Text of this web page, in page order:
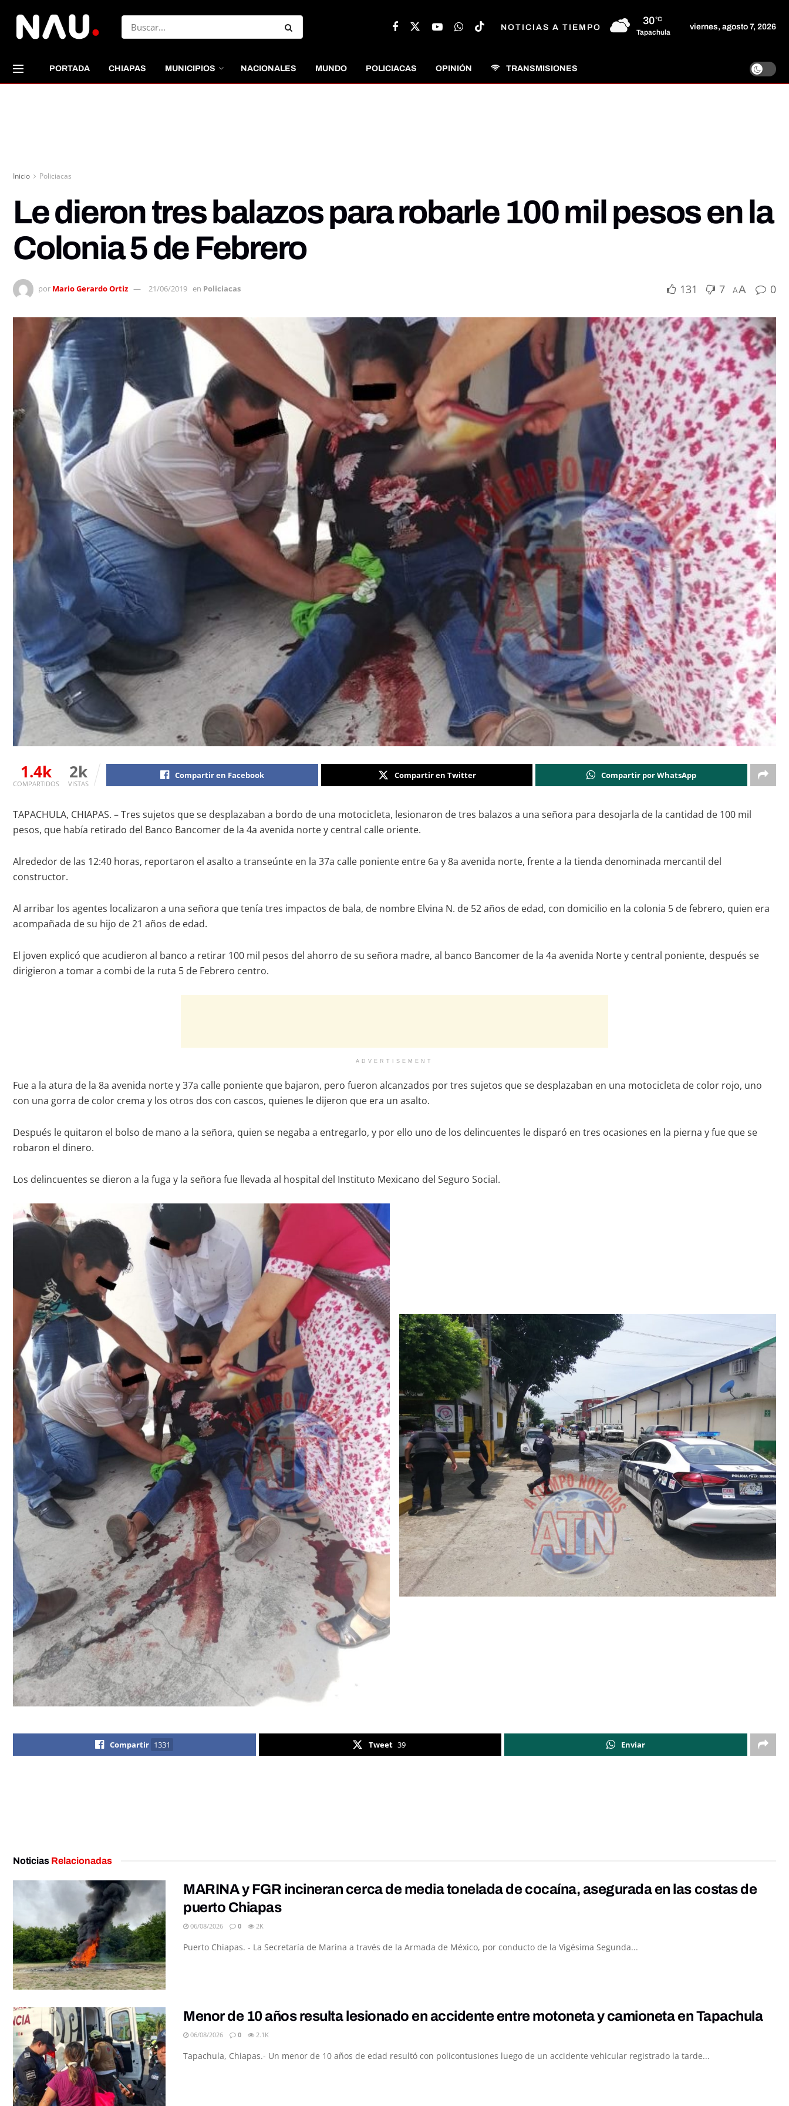
NOTICIAS A TIEMPO
30°C
Tapachula
viernes, agosto 7, 2026
PORTADA CHIAPAS MUNICIPIOS NACIONALES MUNDO POLICIACAS OPINIÓN TRANSMISIONES
Inicio Policiacas
Le dieron tres balazos para robarle 100 mil pesos en la
Colonia 5 de Febrero
por Mario Gerardo Ortiz 21/06/2019 en Policiacas 131 7 AA 0
1.4k
COMPARTIDOS
2k
VISTAS
Compartir en Facebook Compartir en Twitter Compartir por WhatsApp
TAPACHULA, CHIAPAS. – Tres sujetos que se desplazaban a bordo de una motocicleta, lesionaron de tres balazos a una señora para desojarla de la cantidad de 100 mil
pesos, que había retirado del Banco Bancomer de la 4a avenida norte y central calle oriente.
Alrededor de las 12:40 horas, reportaron el asalto a transeúnte en la 37a calle poniente entre 6a y 8a avenida norte, frente a la tienda denominada mercantil del
constructor.
Al arribar los agentes localizaron a una señora que tenía tres impactos de bala, de nombre Elvina N. de 52 años de edad, con domicilio en la colonia 5 de febrero, quien era
acompañada de su hijo de 21 años de edad.
El joven explicó que acudieron al banco a retirar 100 mil pesos del ahorro de su señora madre, al banco Bancomer de la 4a avenida Norte y central poniente, después se
dirigieron a tomar a combi de la ruta 5 de Febrero centro.
ADVERTISEMENT
Fue a la atura de la 8a avenida norte y 37a calle poniente que bajaron, pero fueron alcanzados por tres sujetos que se desplazaban en una motocicleta de color rojo, uno
con una gorra de color crema y los otros dos con cascos, quienes le dijeron que era un asalto.
Después le quitaron el bolso de mano a la señora, quien se negaba a entregarlo, y por ello uno de los delincuentes le disparó en tres ocasiones en la pierna y fue que se
robaron el dinero.
Los delincuentes se dieron a la fuga y la señora fue llevada al hospital del Instituto Mexicano del Seguro Social.
Compartir 1331 Tweet 39 Enviar
Noticias Relacionadas
MARINA y FGR incineran cerca de media tonelada de cocaína, asegurada en las costas de
puerto Chiapas
06/08/2026 0 2K
Puerto Chiapas. - La Secretaría de Marina a través de la Armada de México, por conducto de la Vigésima Segunda...
Menor de 10 años resulta lesionado en accidente entre motoneta y camioneta en Tapachula
06/08/2026 0 2.1K
Tapachula, Chiapas.- Un menor de 10 años de edad resultó con policontusiones luego de un accidente vehicular registrado la tarde...